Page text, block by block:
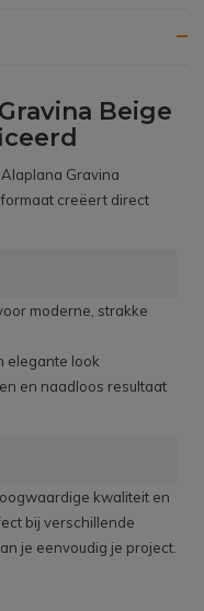
Beige
Gravina
creëert direct
moderne, strakke
elegante look
en naadloos resultaat
kwaliteit en
bij verschillende
je eenvoudig je project.